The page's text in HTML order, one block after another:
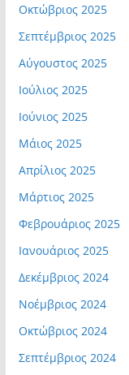
Οκτώβριος 2025
Σεπτέμβριος 2025
Αύγουστος 2025
Ιούλιος 2025
Ιούνιος 2025
Μάιος 2025
Απρίλιος 2025
Μάρτιος 2025
Φεβρουάριος 2025
Ιανουάριος 2025
Δεκέμβριος 2024
Νοέμβριος 2024
Οκτώβριος 2024
Σεπτέμβριος 2024